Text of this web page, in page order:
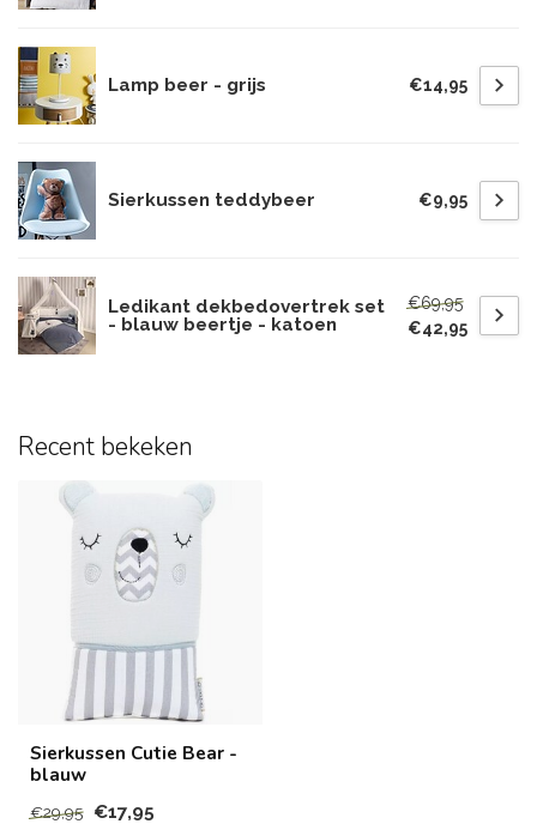
Lamp beer - grijs €14,95
Sierkussen teddybeer €9,95
Ledikant dekbedovertrek set
- blauw beertje - katoen
€69,95
€42,95
Recent bekeken
Sierkussen Cutie Bear -
blauw
€29,95 €17,95